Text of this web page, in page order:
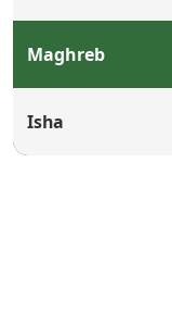
Maghreb
Isha